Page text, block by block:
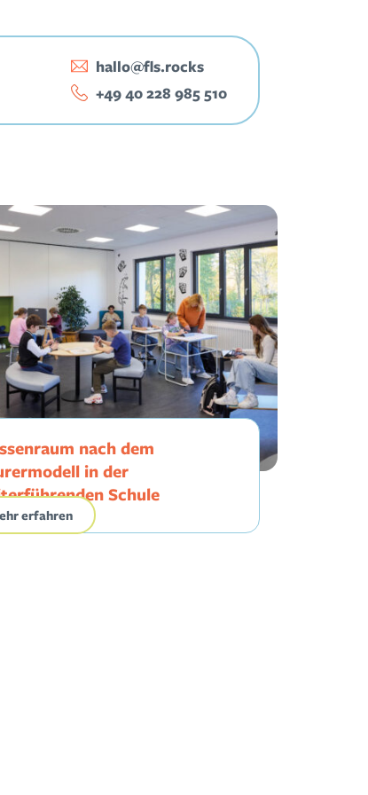
hallo@fls.rocks
‭+49 40 228 985 510‬
nach dem
in der
Schule
erfahren